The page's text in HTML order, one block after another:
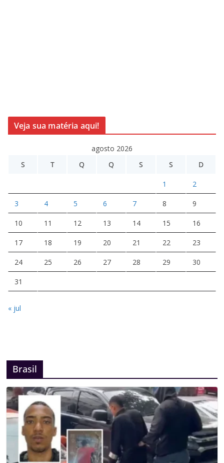
Veja sua matéria aqui!
agosto 2026
S
T Q Q S S D
1 2
3 4 5 6 7 8 9
10 11 12 13 14 15 16
17 18 19 20 21 22 23
24 25 26 27 28 29 30
31
« jul
Brasil